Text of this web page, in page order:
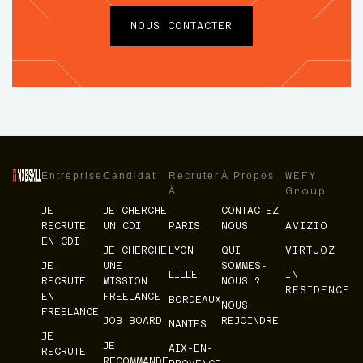
NOUS CONTACTER
Entreprise
JE
RECRUTE
EN CDI
JE
RECRUTE
EN
FREELANCE
JE
RECRUTE
Candidat
JE CHERCHE
UN CDI
JE CHERCHE
UNE
MISSION
FREELANCE
JOB BOARD
JE
Recruter
À
PARIS
LYON
LILLE
BORDEAUX
NANTES
AIX-EN-
À Propos
CONTACTEZ-
NOUS
QUI
SOMMES-
NOUS ?
NOUS
REJOINDRE
WEFY
Group
AVIZIO
VIRTUOZ
IN
RESIDENCE